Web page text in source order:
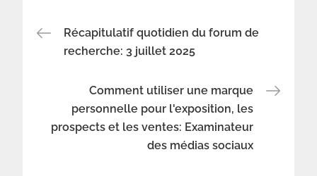
Navigation
l’article
Récapitulatif quotidien du forum de
recherche: 3 juillet 2025
Comment utiliser une marque
personnelle pour l'exposition, les
prospects et les ventes: Examinateur
des médias sociaux